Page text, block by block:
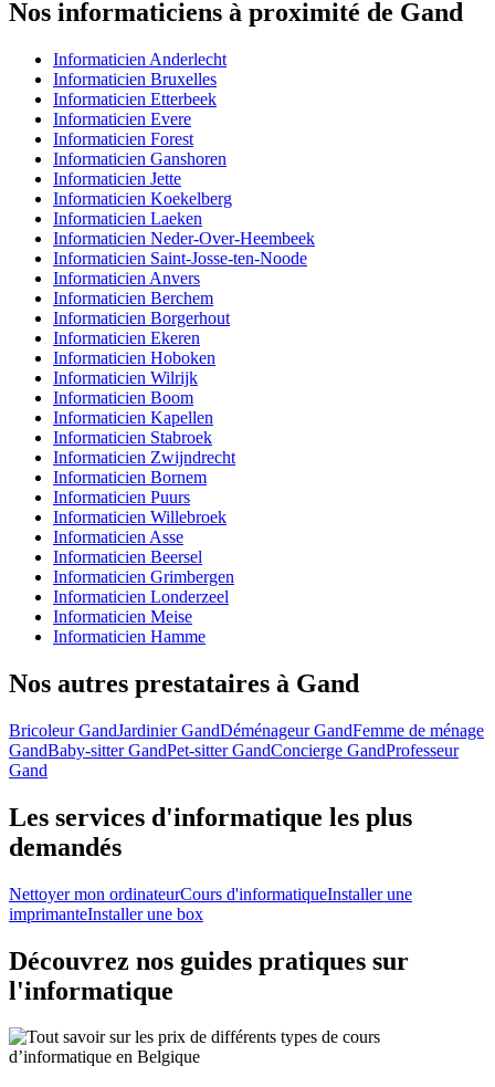
Nos informaticiens à proximité de Gand
Informaticien Anderlecht
Informaticien Bruxelles
Informaticien Etterbeek
Informaticien Evere
Informaticien Forest
Informaticien Ganshoren
Informaticien Jette
Informaticien Koekelberg
Informaticien Laeken
Informaticien Neder-Over-Heembeek
Informaticien Saint-Josse-ten-Noode
Informaticien Anvers
Informaticien Berchem
Informaticien Borgerhout
Informaticien Ekeren
Informaticien Hoboken
Informaticien Wilrijk
Informaticien Boom
Informaticien Kapellen
Informaticien Stabroek
Informaticien Zwijndrecht
Informaticien Bornem
Informaticien Puurs
Informaticien Willebroek
Informaticien Asse
Informaticien Beersel
Informaticien Grimbergen
Informaticien Londerzeel
Informaticien Meise
Informaticien Hamme
Nos autres prestataires à Gand
Bricoleur GandJardinier GandDéménageur GandFemme de ménage
GandBaby-sitter GandPet-sitter GandConcierge GandProfesseur
Gand
Les services d'informatique les plus
demandés
Nettoyer mon ordinateurCours d'informatiqueInstaller une
imprimanteInstaller une box
Découvrez nos guides pratiques sur
l'informatique